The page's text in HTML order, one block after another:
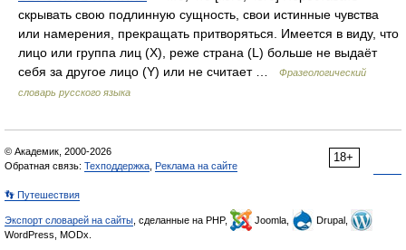
скрывать свою подлинную сущность, свои истинные чувства
или намерения, прекращать притворяться. Имеется в виду, что
лицо или группа лиц (Х), реже страна (L) больше не выдаёт
себя за другое лицо (Y) или не считает …
Фразеологический
словарь русского языка
18+
© Академик, 2000-2026
Обратная связь: Техподдержка Реклама на сайте
👣 Путешествия
Экспорт словарей на сайты , сделанные на PHP, Joomla,
Drupal,
WordPress, MODx.